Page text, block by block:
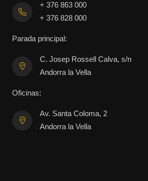
+ 376 863 000
+ 376 828 000
Parada principal:
C. Josep Rossell Calva, s/n
Andorra la Vella
Oficinas:
Av. Santa Coloma, 2
Andorra la Vella